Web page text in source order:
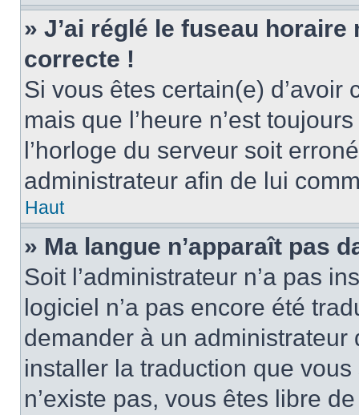
» J’ai réglé le fuseau horaire
correcte !
Si vous êtes certain(e)
mais que l’heure n’est
l’horloge du serveur soit
administrateur afin de lui
Haut
» Ma langue n’apparaît pas
Soit l’administrateur n’a pas
logiciel n’a pas encore été
demander à un administrateur
installer la traduction que
n’existe pas, vous êtes libre